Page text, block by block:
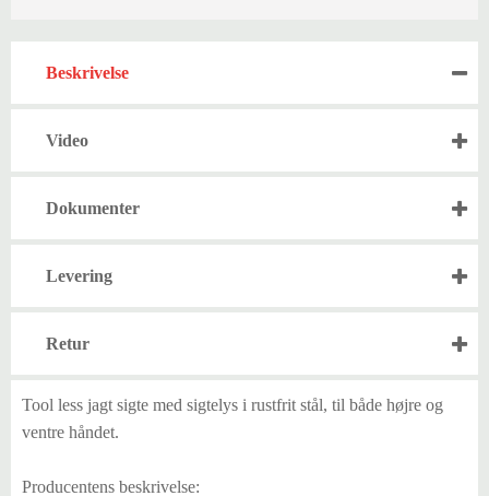
Beskrivelse
Video
Dokumenter
Levering
Retur
Tool less jagt sigte med sigtelys i rustfrit stål, til både højre og
ventre håndet.
Producentens beskrivelse: